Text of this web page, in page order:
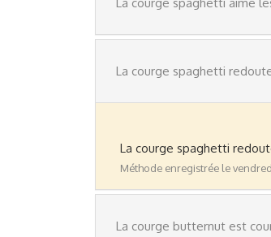
La courge spaghetti
La courge spaghetti
Méthode enregistrée le vendredi
La courge butternut est